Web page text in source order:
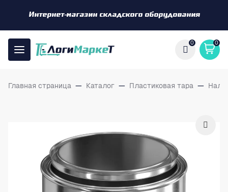
Интернет-магазин складского оборудования
0 0
Главная страница — Каталог — Пластиковая тара —